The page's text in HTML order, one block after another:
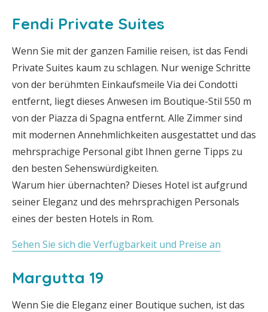
Fendi Private Suites
Wenn Sie mit der ganzen Familie reisen, ist das Fendi
Private Suites kaum zu schlagen. Nur wenige Schritte
von der berühmten Einkaufsmeile Via dei Condotti
entfernt, liegt dieses Anwesen im Boutique-Stil 550 m
von der Piazza di Spagna entfernt. Alle Zimmer sind
mit modernen Annehmlichkeiten ausgestattet und das
mehrsprachige Personal gibt Ihnen gerne Tipps zu
den besten Sehenswürdigkeiten.
Warum hier übernachten? Dieses Hotel ist aufgrund
seiner Eleganz und des mehrsprachigen Personals
eines der besten Hotels in Rom.
Sehen Sie sich die Verfügbarkeit und Preise an
Margutta 19
Wenn Sie die Eleganz einer Boutique suchen, ist das